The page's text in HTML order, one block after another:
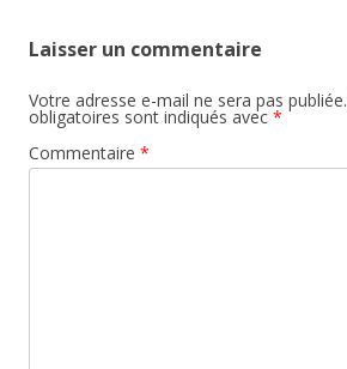
Laisser un commentaire
Votre adresse e-mail ne sera pas publiée.
obligatoires sont indiqués avec *
Commentaire *